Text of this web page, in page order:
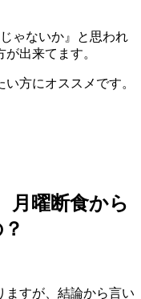
ゃないか』と思われ
出来てます。
方にオススメです。
月曜断食から
ますが、結論から言い